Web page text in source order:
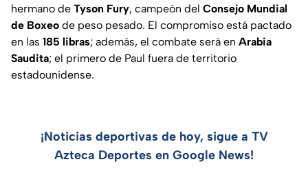
hermano de Tyson Fury, campeón del Consejo Mundial
de Boxeo de peso pesado. El compromiso está pactado
en las 185 libras; además, el combate será en Arabia
Saudita; el primero de Paul fuera de territorio
estadounidense.
¡Noticias deportivas de hoy, sigue a TV
Azteca Deportes en Google News!